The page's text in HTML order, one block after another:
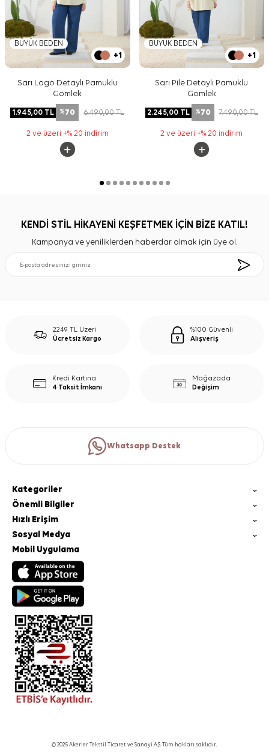
BÜYÜK BEDEN
+1
Sarı Logo Detaylı Pamuklu
Gömlek
1.945,00 TL %70 6.490,00TL
2 ve üzeri +% 20 indirim
BÜYÜK BEDEN
+1
Sarı Pile Detaylı Pamuklu
Gömlek
2.245,00TL %70 7.490,00TL
2 ve üzeri +% 20 indirim
KENDİ STİL HİKAYENİ KEŞFETMEK İÇİN BİZE KATIL!
Kampanya ve yeniliklerden haberdar olmak için üye ol.
2249 TL Üzeri
Ücretsiz Kargo
%100 Güvenli
Alışveriş
Kredi Kartına
4 Taksit İmkanı
Mağazada
Değişim
Whatsapp Destek
Kategoriler
Önemli Bilgiler
Hızlı Erişim
Sosyal Medya
Mobil Uygulama
© 2025 Akerler Tekstil Ticaret ve Sanayi A.Ş. Tüm hakları saklıdır.